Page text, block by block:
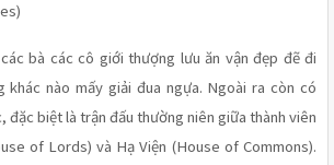
bà các cô giới thượng lưu ăn vận đẹp đẽ đi
khác nào mấy giải đua ngựa. Ngoài ra còn có
đặc biệt là trận đấu thường niên giữa thành viên
of Lords) và Hạ Viện (House of Commons).